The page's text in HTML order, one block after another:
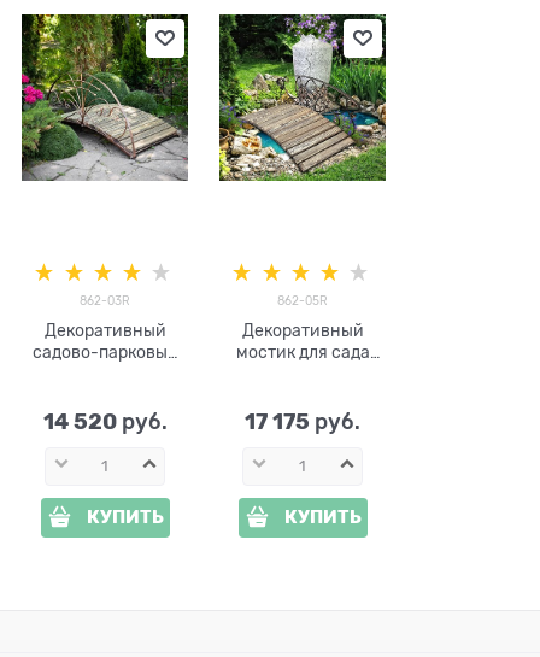
862-03R
Декоративный
садово-парковый
дерево
14 520 руб.
КУПИТЬ
862-05R
Декоративный
мостик для сада
17 175 руб.
КУПИТЬ